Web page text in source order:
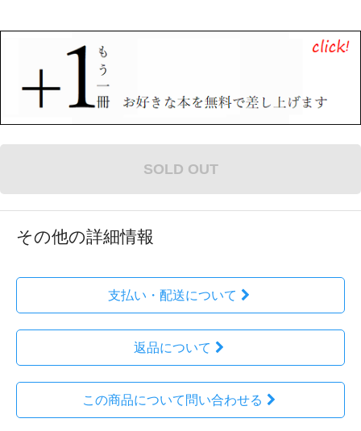
SOLD OUT
その他の詳細情報
支払い・配送について
返品について
この商品について問い合わせる